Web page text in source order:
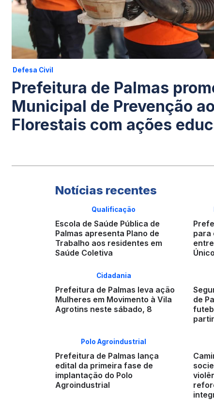
Defesa Civil
Prefeitura de Palmas
Municipal de Prevenção
Florestais com ações
Notícias recentes
Qualificação
Escola de Saúde Pública de
Palmas apresenta Plano de
Trabalho aos residentes em
Saúde Coletiva
para
Único
Cidadania
Prefeitura de Palmas leva ação
Mulheres em Movimento à Vila
Agrotins neste sábado, 8
de
Polo Agroindustrial
Prefeitura de Palmas lança
edital da primeira fase de
implantação do Polo
Agroindustrial